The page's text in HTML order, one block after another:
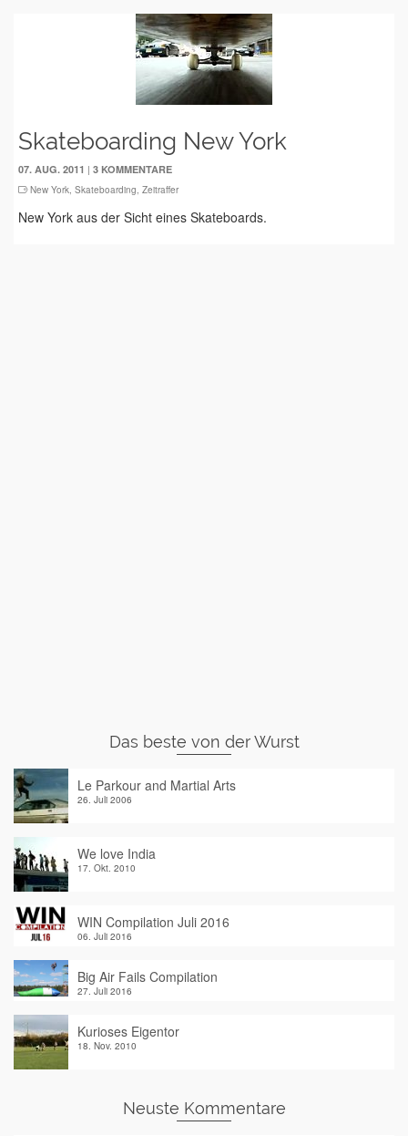
Skateboarding New York
07. AUG. 2011 | 3 KOMMENTARE
New York, Skateboarding, Zeitraffer
New York aus der Sicht eines Skateboards.
Das beste von der Wurst
Le Parkour and Martial Arts
26. Juli 2006
We love India
17. Okt. 2010
WIN Compilation Juli 2016
06. Juli 2016
Big Air Fails Compilation
27. Juli 2016
Kurioses Eigentor
18. Nov. 2010
Neuste Kommentare